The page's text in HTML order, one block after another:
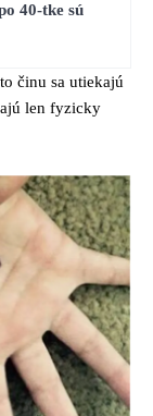
40-tke sú
činu sa utiekajú
len fyzicky